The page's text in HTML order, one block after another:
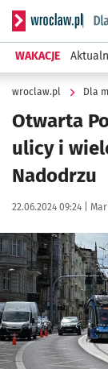
Serwis
WAKACJE
wroclaw.pl Dla
Otwarta
ulicy i
Nadodrzu
Data publikacji:
22.06.2024 09:24 |
Kliknij, aby